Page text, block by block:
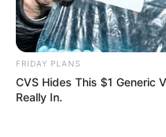
E-Mail (wird nicht
FRIDAY PLANS
CVS Hides This $1 Generic
Really In.